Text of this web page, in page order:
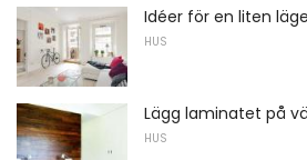
Idéer för en liten
HUS
Lägg laminatet på
HUS